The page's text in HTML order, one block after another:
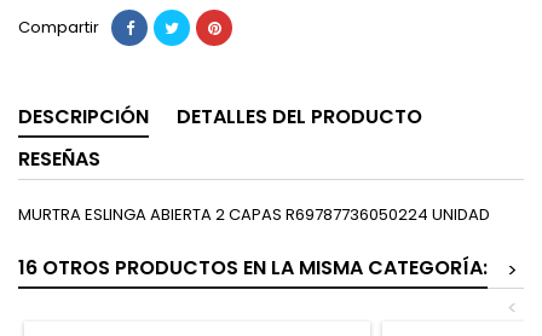
Compartir
DESCRIPCIÓN
DETALLES DEL PRODUCTO
RESEÑAS
MURTRA ESLINGA ABIERTA 2 CAPAS R69787736050224 UNIDAD
16 OTROS PRODUCTOS EN LA MISMA CATEGORÍA:
>
<